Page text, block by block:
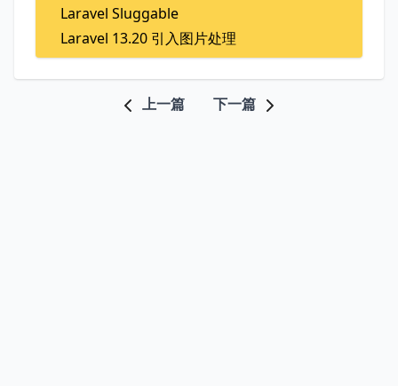
Laravel Sluggable
Laravel 13.20 引入图片处理
上一篇 下一篇